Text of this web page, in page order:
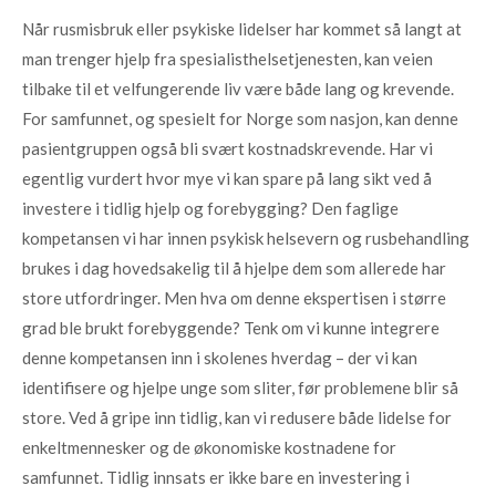
Når rusmisbruk eller psykiske lidelser har kommet så langt at
man trenger hjelp fra spesialisthelsetjenesten, kan veien
tilbake til et velfungerende liv være både lang og krevende.
For samfunnet, og spesielt for Norge som nasjon, kan denne
pasientgruppen også bli svært kostnadskrevende. Har vi
egentlig vurdert hvor mye vi kan spare på lang sikt ved å
investere i tidlig hjelp og forebygging? Den faglige
kompetansen vi har innen psykisk helsevern og rusbehandling
brukes i dag hovedsakelig til å hjelpe dem som allerede har
store utfordringer. Men hva om denne ekspertisen i større
grad ble brukt forebyggende? Tenk om vi kunne integrere
denne kompetansen inn i skolenes hverdag – der vi kan
identifisere og hjelpe unge som sliter, før problemene blir så
store. Ved å gripe inn tidlig, kan vi redusere både lidelse for
enkeltmennesker og de økonomiske kostnadene for
samfunnet. Tidlig innsats er ikke bare en investering i